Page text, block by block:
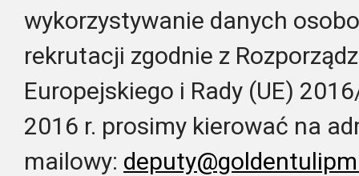
wykorzystywanie danych
rekrutacji zgodnie z
Europejskiego i Rady (UE)
2016 r. prosimy kierować na
mailowy: